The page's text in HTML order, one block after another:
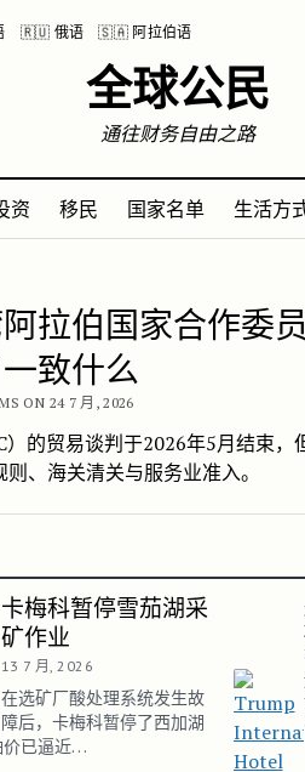
🇷🇺 俄语 🇸🇦 阿拉伯语
全球公民
通往财务自由之路
资 移民 国家名单 生活方
拉伯国家合作委
致什么
ON 24 7 月, 2026
）的贸易谈判于2026年5月结束，
、海关清关与服务业准入。
卡梅科暂停雪茄湖采
矿作业
13 7 月, 2026
在选矿厂酸处理系统发生故
障后，卡梅科暂停了西加湖
价已逼近…
将注册
迪拜的